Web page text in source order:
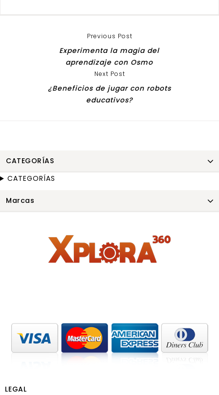
Previous Post
Experimenta la magia del
aprendizaje con Osmo
Next Post
¿Beneficios de jugar con robots
educativos?
CATEGORÍAS
CATEGORÍAS
Marcas
LEGAL